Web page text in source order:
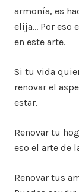
armonía, es
elija… Por eso
en este arte.
Si tu vida
renovar el
estar.
Renovar tu
eso el arte de
Renovar tus